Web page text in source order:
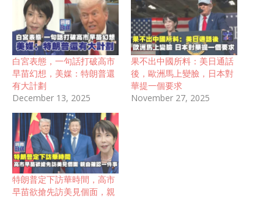
白宮表態，一句話打破高市
早苗幻想，美媒：特朗普還
有大計劃
December 13, 2025
果不出中國所料：美日通話
後，歐洲馬上變臉，日本對
華提一個要求
November 27, 2025
特朗普定下訪華時間，高市
早苗欲搶先訪美見個面，親